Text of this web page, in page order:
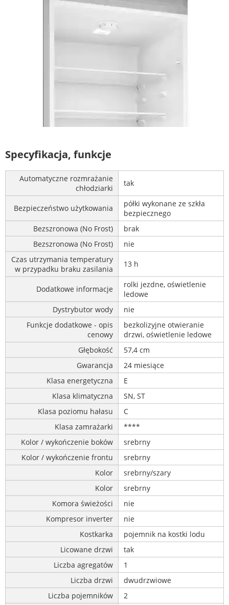
Specyfikacja, funkcje
Automatyczne rozmrażanie
chłodziarki
tak
Bezpieczeństwo użytkowania
półki wykonane ze szkła
bezpiecznego
Bezszronowa (No Frost)
brak
Bezszronowa (No Frost)
nie
Czas utrzymania temperatury
w przypadku braku zasilania
13 h
Dodatkowe informacje
rolki jezdne, oświetlenie
ledowe
Dystrybutor wody
nie
Funkcje dodatkowe - opis
cenowy
bezkolizyjne otwieranie
drzwi, oświetlenie ledowe
Głębokość
57,4 cm
Gwarancja
24 miesiące
Klasa energetyczna
E
Klasa klimatyczna
SN, ST
Klasa poziomu hałasu
C
Klasa zamrażarki
****
Kolor / wykończenie boków
srebrny
Kolor / wykończenie frontu
srebrny
Kolor
srebrny/szary
Kolor
srebrny
Komora świeżości
nie
Kompresor inverter
nie
Kostkarka
pojemnik na kostki lodu
Licowane drzwi
tak
Liczba agregatów
1
Liczba drzwi
dwudrzwiowe
Liczba pojemników
2